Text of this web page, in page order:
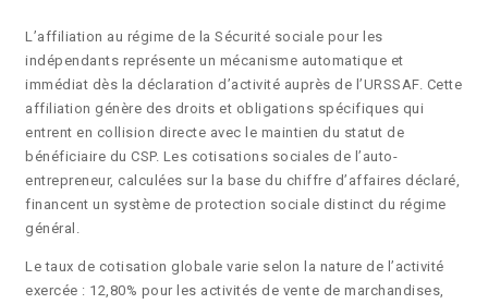
L’affiliation au régime de la Sécurité sociale pour les
indépendants représente un mécanisme automatique et
immédiat dès la déclaration d’activité auprès de l’URSSAF. Cette
affiliation génère des droits et obligations spécifiques qui
entrent en collision directe avec le maintien du statut de
bénéficiaire du CSP. Les cotisations sociales de l’auto-
entrepreneur, calculées sur la base du chiffre d’affaires déclaré,
financent un système de protection sociale distinct du régime
général.
Le taux de cotisation globale varie selon la nature de l’activité
exercée : 12,80% pour les activités de vente de marchandises,